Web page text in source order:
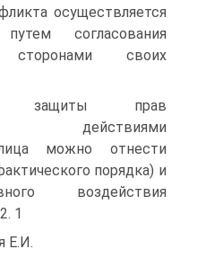
осуществляется
согласования
сторонами своих
защиты прав
действиями
можно отнести
порядка) и
воздействия
1
Е.И.